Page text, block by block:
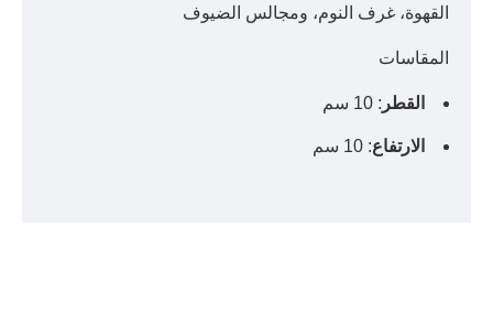
القهوة، غرف النوم، ومجالس الضيوف
المقاسات
القطر : 10 سم
الارتفاع: 10 سم